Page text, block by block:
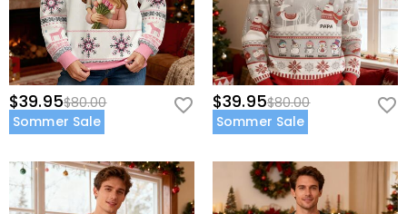
$39.95$80.00
Sommer Sale
$39.95$80.00
Sommer Sale